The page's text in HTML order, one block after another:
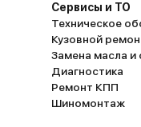
Сервисы и ТО
Техническое
Кузовной
Замена масла и
Диагностика
Ремонт КПП
Шиномонтаж